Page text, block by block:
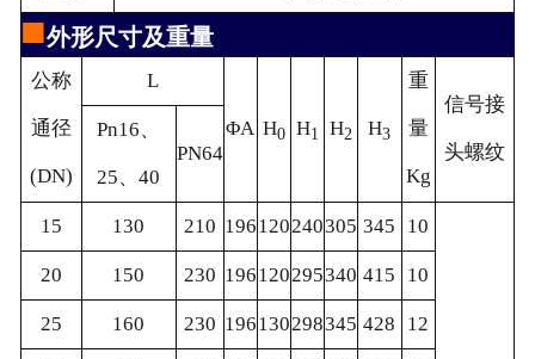
■外形尺寸及重量
公称
通径
(DN)
L
ΦA H0 H1 H2 H3
重
量
Kg
信号接
头螺纹
Pn16、
25、40
PN64
15 130 210 196120240305 345 10
20 150 230 196120295340 415 10
25 160 230 196130298345 428 12